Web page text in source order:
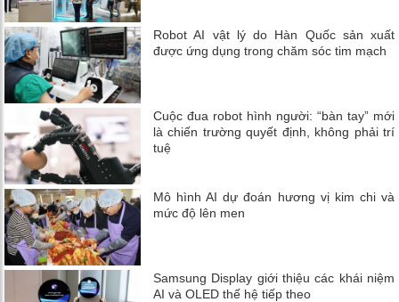
Robot AI vật lý do Hàn Quốc sản xuất
được ứng dụng trong chăm sóc tim mạch
Cuộc đua robot hình người: “bàn tay” mới
là chiến trường quyết định, không phải trí
tuệ
Mô hình AI dự đoán hương vị kim chi và
mức độ lên men
Samsung Display giới thiệu các khái niệm
AI và OLED thế hệ tiếp theo